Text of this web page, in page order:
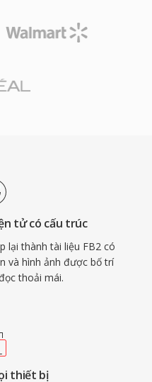
tử có cấu trúc
lại thành tài liệu FB2 có
và hình ảnh được bố trí
thoải mái.
thiết bị